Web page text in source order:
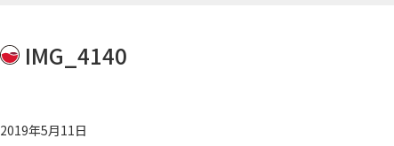
IMG_4140
2019年5月11日